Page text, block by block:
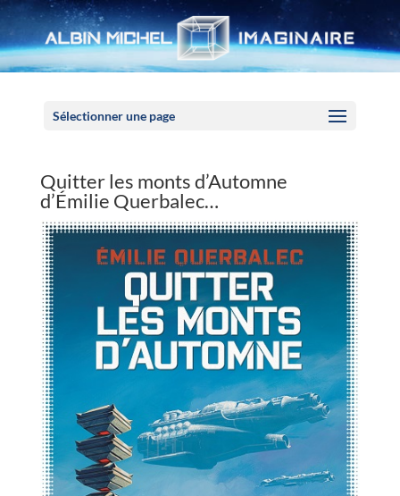
Sélectionner une page
Quitter les monts d’Automne
d’Émilie Querbalec…
Panneau de gestion des cookies